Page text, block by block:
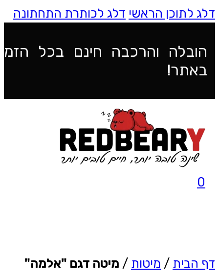
דלג לתוכן הראשי דלג לכותרת התחתונה
הובלה והרכבה חינם בכל
באתר!
0
דף הבית / מיטות / מיטה דגם "אלמה"